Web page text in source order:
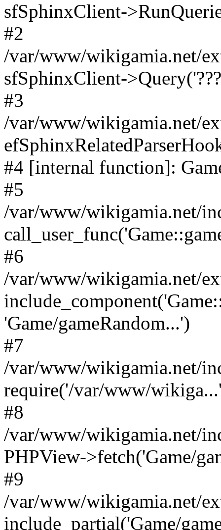
sfSphinxClient-
#2
/var/www/wikigamia.net/
sfSphinxClient-
#3
/var/www/wikigamia.net/
#4 [internal function]:
#5
/var/www/wikigamia.net/
#6
/var/www/wikigamia.net/
'Game/gameRandom...')
#7
/var/www/wikigamia.net/
require('/var/www/
#8
/var/www/wikigamia.net/
PHPView->fetch('Game/
#9
/var/www/wikigamia.net/
include_partial('Game/